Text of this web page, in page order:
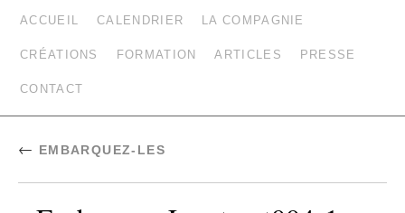
ACCUEIL CALENDRIER LA COMPAGNIE
CRÉATIONS FORMATION ARTICLES PRESSE
CONTACT
← EMBARQUEZ-LES